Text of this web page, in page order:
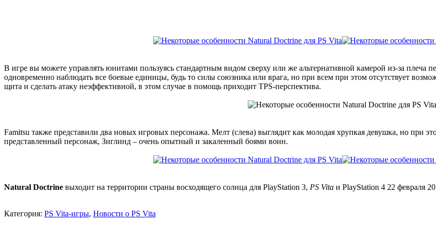
В игре вы можете управлять юнитами пользуясь стандартным видом сверху или же альтернативной камерой из-за плеча
одновременно наблюдать все боевые единицы, будь то силы союзника или врага, но при всем при этом отсутствует
щита и сделать атаку неэффективной, в этом случае в помощь приходит TPS-перспектива.
Famitsu также представили два новых игровых персонажа. Мелт (слева) выглядит как молодая хрупкая девушка, но при
представленный персонаж, Зиглинд – очень опытный и закаленный боями воин.
Natural Doctrine выходит на территории страны восходящего солнца для PlayStation 3, PS Vita и PlayStation 4 22 февраля
Категория: PS Vita-игры, Новости о PS Vita